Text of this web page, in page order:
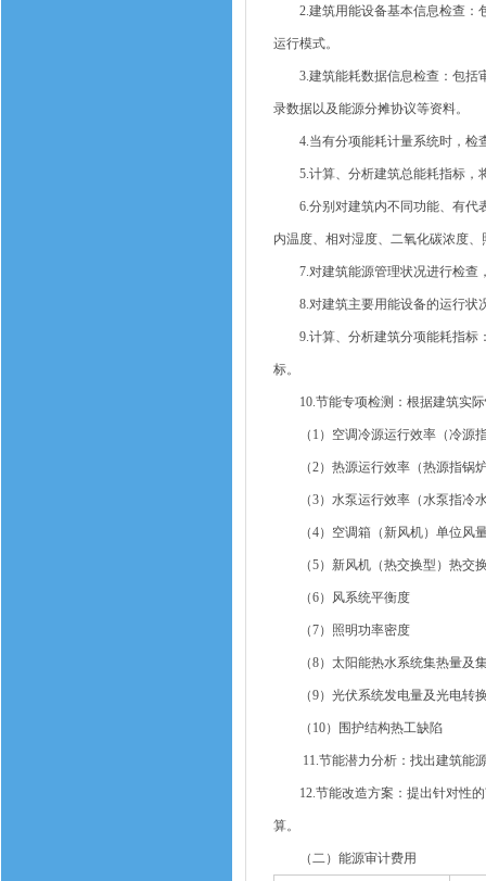
2.建筑用能设备基本信息检查：包
运行模式。
3.建筑能耗数据信息检查：包括审
录数据以及能源分摊协议等资料。
4.当有分项能耗计量系统时，检查
5.计算、分析建筑总能耗指标，将
6.分别对建筑内不同功能、有代表
内温度、相对湿度、二氧化碳浓度
7.对建筑能源管理状况进行检查
8.对建筑主要用能设备的运行状
9.计算、分析建筑分项能耗指标：
标。
10.节能专项检测：根据建筑实际
（1）空调冷源运行效率（冷源指
（2）热源运行效率（热源指锅炉
（3）水泵运行效率（水泵指冷水
（4）空调箱（新风机）单位风
（5）新风机（热交换型）热交
（6）风系统平衡度
（7）照明功率密度
（8）太阳能热水系统集热量及
（9）光伏系统发电量及光电转
（10）围护结构热工缺陷
11.节能潜力分析：找出建筑能源
12.节能改造方案：提出针对性的
算。
（二）能源审计费用